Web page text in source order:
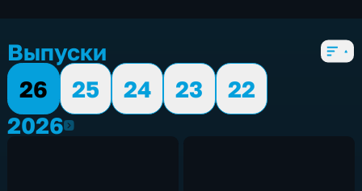
Выпуски
26
25 24 23
22
20262026